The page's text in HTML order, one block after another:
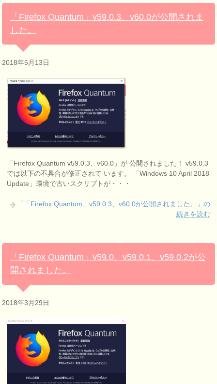
「Firefox Quantum」v59.0.3、v60.0が公開されま
した。
2018年5月13日
「Firefox Quantum v59.0.3、v60.0」が 公開されました！ v59.0.3
では以下の不具合が修正されて います。 「Windows 10 April 2018
Update」環境で古いスクリプトが・・・
「「Firefox Quantum」v59.0.3、v60.0が公開されました。」の
続きを読む
「Firefox Quantum」v59.0、v59.0.1、v59.0.2が公
開されました。
2018年3月29日